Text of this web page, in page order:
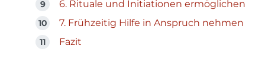
6. Rituale und Initiationen ermöglichen
7. Frühzeitig Hilfe in Anspruch nehmen
Fazit